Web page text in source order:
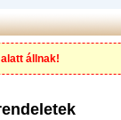
állnak!